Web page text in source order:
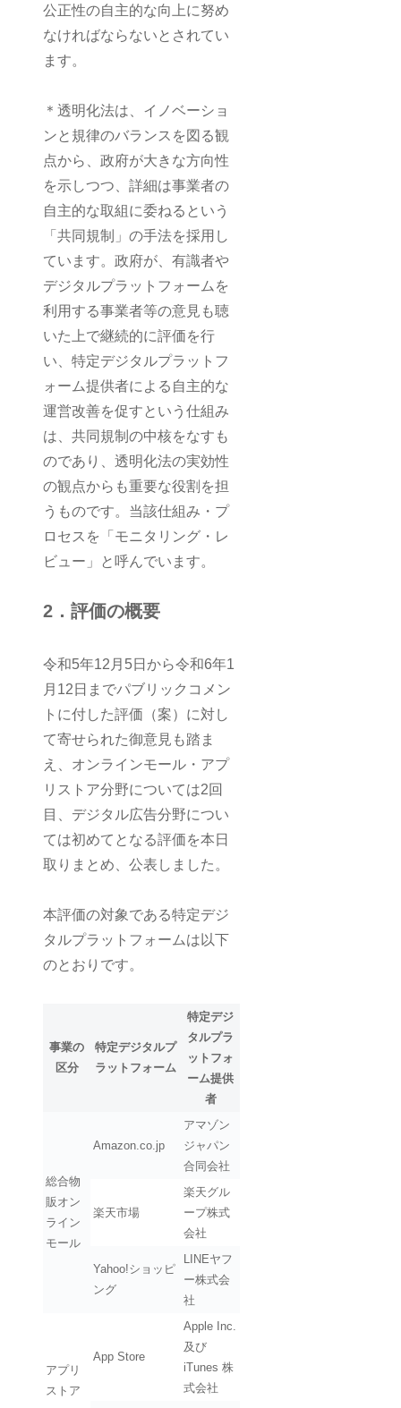
公正性の自主的な向上に努め
なければならないとされてい
ます。
＊透明化法は、イノベーショ
ンと規律のバランスを図る観
点から、政府が大きな方向性
を示しつつ、詳細は事業者の
自主的な取組に委ねるという
「共同規制」の手法を採用し
ています。政府が、有識者や
デジタルプラットフォームを
利用する事業者等の意見も聴
いた上で継続的に評価を行
い、特定デジタルプラットフ
ォーム提供者による自主的な
運営改善を促すという仕組み
は、共同規制の中核をなすも
のであり、透明化法の実効性
の観点からも重要な役割を担
うものです。当該仕組み・プ
ロセスを「モニタリング・レ
ビュー」と呼んでいます。
2．評価の概要
令和5年12月5日から令和6年1
月12日までパブリックコメン
トに付した評価（案）に対し
て寄せられた御意見も踏ま
え、オンラインモール・アプ
リストア分野については2回
目、デジタル広告分野につい
ては初めてとなる評価を本日
取りまとめ、公表しました。
本評価の対象である特定デジ
タルプラットフォームは以下
のとおりです。
事業の
区分
特定デジタルプ
ラットフォーム
特定デジ
タルプラ
ットフォ
ーム提供
者
総合物
販オン
ライン
モール
Amazon.co.jp
アマゾン
ジャパン
合同会社
楽天市場
楽天グル
ープ株式
会社
Yahoo!ショッピ
ング
LINEヤフ
ー株式会
社
アプリ
ストア
App Store
Apple Inc.
及び
iTunes 株
式会社